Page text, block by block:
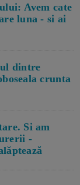
Avem cate
luna - si ai
dintre
crunta
Si am
-